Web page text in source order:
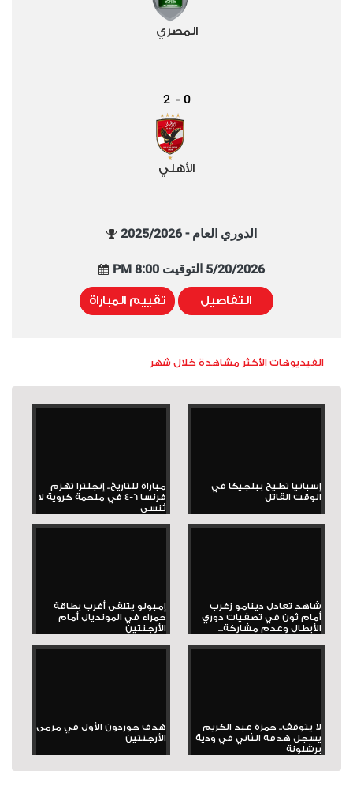
المصري
0
-
2
الأهلي
الدوري العام - 2025/2026
5/20/2026 التوقيت 8:00 PM
التفاصيل تقييم المباراة
الفيديوهات الأكثر مشاهدة خلال شهر
إسبانيا تطيح ببلجيكا في
الوقت القاتل
مباراة للتاريخ.. إنجلترا تهزم
فرنسا 6-4 في ملحمة كروية لا
تُنسى
شاهد تعادل دينامو زغرب
أمام ثون في تصفيات دوري
الأبطال وعدم مشاركة...
إمبولو يتلقى أغرب بطاقة
حمراء في المونديال أمام
الأرجنتين
لا يتوقف.. حمزة عبد الكريم
يسجل هدفه الثاني في ودية
برشلونة
هدف جوردون الأول في مرمى
الأرجنتين